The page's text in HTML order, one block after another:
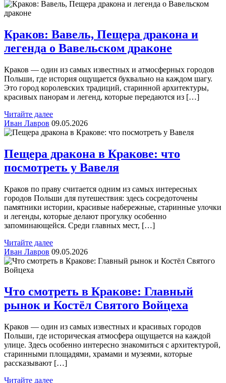
Краков: Вавель, Пещера дракона и
легенда о Вавельском драконе
Краков — один из самых известных и атмосферных городов
Польши, где история ощущается буквально на каждом шагу.
Это город королевских традиций, старинной архитектуры,
красивых панорам и легенд, которые передаются из […]
Читайте далее
Иван Лавров 09.05.2026
Пещера дракона в Кракове: что
посмотреть у Вавеля
Краков по праву считается одним из самых интересных
городов Польши для путешествия: здесь сосредоточены
памятники истории, красивые набережные, старинные улочки
и легенды, которые делают прогулку особенно
запоминающейся. Среди главных мест, […]
Читайте далее
Иван Лавров 09.05.2026
Что смотреть в Кракове: Главный
рынок и Костёл Святого Войцеха
Краков — один из самых известных и красивых городов
Польши, где историческая атмосфера ощущается на каждой
улице. Здесь особенно интересно знакомиться с архитектурой,
старинными площадями, храмами и музеями, которые
рассказывают […]
Читайте далее